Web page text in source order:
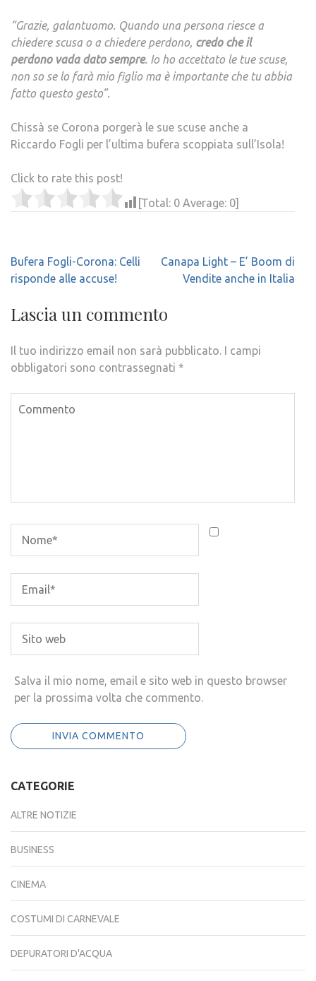
“Grazie, galantuomo. Quando una persona riesce a
chiedere scusa o a chiedere perdono, credo che il
perdono vada dato sempre. Io ho accettato le tue scuse,
non so se lo farà mio figlio ma è importante che tu abbia
fatto questo gesto”.
Chissà se Corona porgerà le sue scuse anche a
Riccardo Fogli per l’ultima bufera scoppiata sull’Isola!
Click to rate this post!
[Total: 0 Average: 0]
Navigazione
articoli
Bufera Fogli-Corona: Celli
risponde alle accuse!
Canapa Light – E’ Boom di
Vendite anche in Italia
Lascia un commento
Il tuo indirizzo email non sarà pubblicato.
I campi
obbligatori sono contrassegnati *
Salva il mio nome, email e sito web in questo browser
per la prossima volta che commento.
CATEGORIE
ALTRE NOTIZIE
BUSINESS
CINEMA
COSTUMI DI CARNEVALE
DEPURATORI D'ACQUA